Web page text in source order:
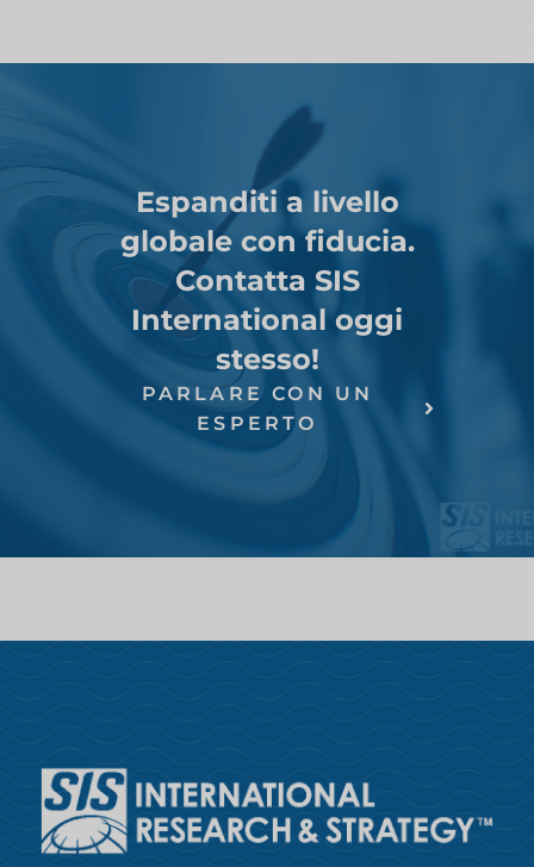
Espanditi a livello
globale con fiducia.
Contatta SIS
International oggi
stesso!
PARLARE CON UN
ESPERTO